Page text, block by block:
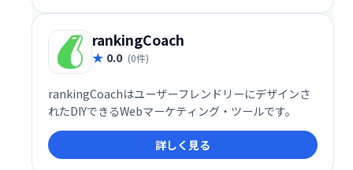
rankingCoach
0.0 (0件)
rankingCoachはユーザーフレンドリーにデザインさ
れたDIYできるWebマーケティング・ツールです。
詳しく見る